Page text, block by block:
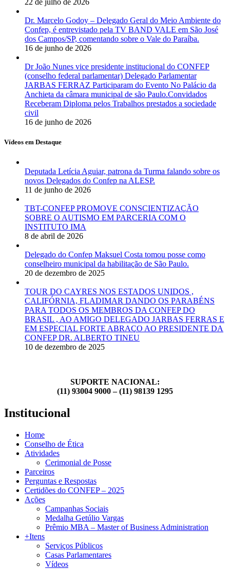
Dr. Marcelo Godoy – Delegado Geral do Meio Ambiente do
Confep, é entrevistado pela TV BAND VALE em São José
dos Campos/SP, comentando sobre o Vale do Paraíba.
16 de junho de 2026
Dr João Nunes vice presidente institucional do CONFEP
(conselho federal parlamentar) Delegado Parlamentar
JARBAS FERRAZ Participaram do Evento No Palácio da
Anchieta da câmara municipal de são Paulo.Convidados
Receberam Diploma pelos Trabalhos prestados a sociedade
civil
16 de junho de 2026
Vídeos em Destaque
Deputada Letícia Aguiar, patrona da Turma falando sobre os
novos Delegados do Confep na ALESP.
11 de junho de 2026
TBT-CONFEP PROMOVE CONSCIENTIZAÇÃO
SOBRE O AUTISMO EM PARCERIA COM O
INSTITUTO IMA
8 de abril de 2026
Delegado do Confep Maksuel Costa tomou posse como
conselheiro municipal da habilitação de São Paulo.
20 de dezembro de 2025
TOUR DO CAYRES NOS ESTADOS UNIDOS ,
CALIFÓRNIA, FLADIMAR DANDO OS PARABÉNS
PARA TODOS OS MEMBROS DA CONFEP DO
BRASIL , AO AMIGO DELEGADO JARBAS FERRAS E
EM ESPECIAL FORTE ABRAÇO AO PRESIDENTE DA
CONFEP DR. ALBERTO TINEU
10 de dezembro de 2025
SUPORTE NACIONAL:
(11) 93004 9000 – (11) 98139 1295
Institucional
Home
Conselho de Ética
Atividades
Cerimonial de Posse
Parceiros
Perguntas e Respostas
Certidões do CONFEP – 2025
Ações
Campanhas Sociais
Medalha Getúlio Vargas
Prêmio MBA – Master of Business Administration
+Itens
Serviços Públicos
Casas Parlamentares
Vídeos